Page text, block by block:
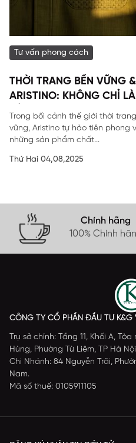
Tư vấn phong cách
THỜI TRANG BỀN VỮNG
ARISTINO: KHÔNG CHỈ
SẢN
Trong bối cảnh thế giới thời
vững, Aristino tự hào tiên phong
những sản phẩm chất...
Thứ Hai 04,08,2025
Chính hãng
100% Chính
CÔNG TY CỔ PHẦN ĐẦU TƯ K&G
Trụ sở chính: Tầng 11, Khối A,
Hùng, Phường Từ Liêm, TP Hà Nội
Chi Nhánh: 84 Nguyễn Trãi,
Nam.
Mã số thuế: 0105911105